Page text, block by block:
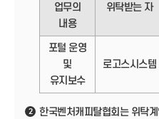
업무의
내용
위탁받는 자
포털 운영
및
유지보수
로고스시스템
2
한국벤처캐피탈협회는 위탁